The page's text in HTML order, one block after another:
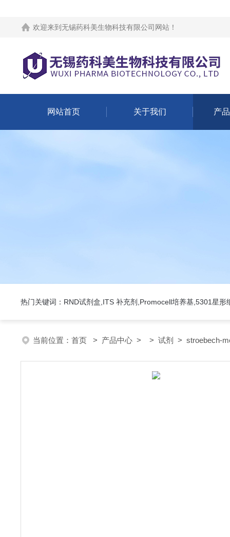
欢迎来到 无锡药科美生物科技有限公司网站 ！
网站首页 关于我们 产
热门关键词：RND试剂盒,ITS 补充剂,Promocell培养基,5301星形
当前位置： 首页 > 产品中心 > > 试剂 > stroebech-